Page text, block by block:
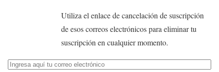
Utiliza el enlace de cancelación de suscripción
de esos correos electrónicos para eliminar tu
suscripción en cualquier momento.